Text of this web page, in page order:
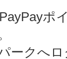
ポ
ークへ